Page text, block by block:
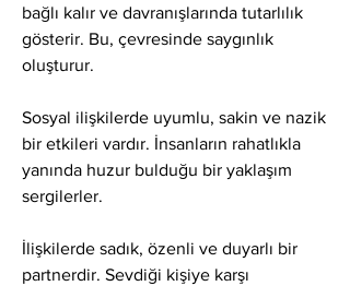
bağlı kalır ve davranışlarında tutarlılık
gösterir. Bu, çevresinde saygınlık
oluşturur.
Sosyal ilişkilerde uyumlu, sakin ve nazik
bir etkileri vardır. İnsanların rahatlıkla
yanında huzur bulduğu bir yaklaşım
sergilerler.
İlişkilerde sadık, özenli ve duyarlı bir
partnerdir. Sevdiği kişiye karşı